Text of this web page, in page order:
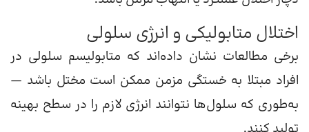
اختلال متابولیکی و انرژی سلولی
برخی مطالعات نشان داده‌اند که متابولیسم سلولی در
افراد مبتلا به خستگی مزمن ممکن است مختل باشد —
به‌طوری که سلول‌ها نتوانند انرژی لازم را در سطح بهینه